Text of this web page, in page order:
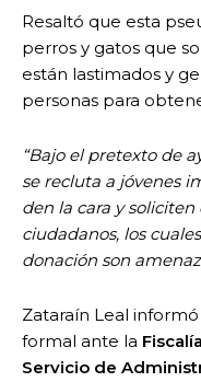
Resaltó que esta
perros y gatos que
están lastimados y
personas para
“Bajo el pretexto de
se recluta a jóvenes
den la cara y
ciudadanos, los
donación son
Zataraín Leal
formal ante la
Servicio de